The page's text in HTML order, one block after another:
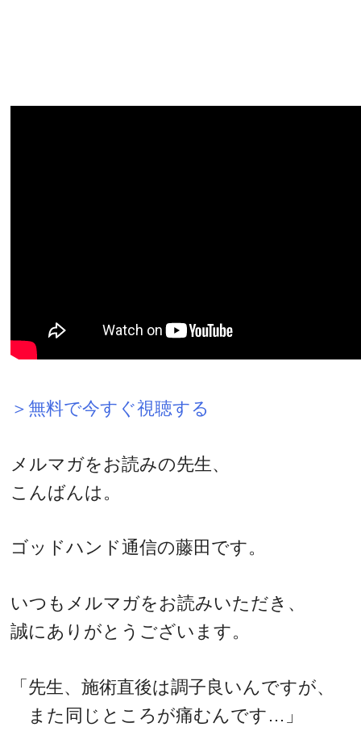
＞無料で今すぐ視聴する
メルマガをお読みの先生、
こんばんは。
ゴッドハンド通信の藤田です。
いつもメルマガをお読みいただき、
誠にありがとうございます。
「先生、施術直後は調子良いんですが、
また同じところが痛むんです…」